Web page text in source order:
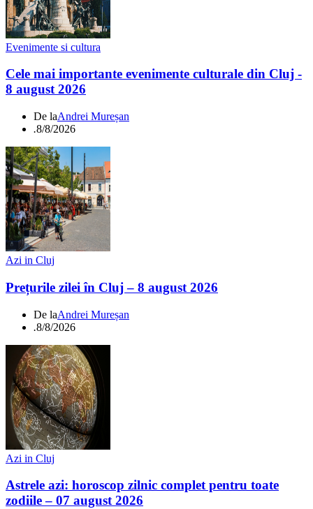
Evenimente si cultura
Cele mai importante evenimente culturale din Cluj -
8 august 2026
De laAndrei Mureșan
.8/8/2026
Azi in Cluj
Prețurile zilei în Cluj – 8 august 2026
De laAndrei Mureșan
.8/8/2026
Azi in Cluj
Astrele azi: horoscop zilnic complet pentru toate
zodiile – 07 august 2026